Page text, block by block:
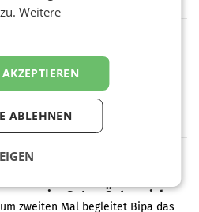
im Justizministerium, Christian
& MEDIA
Lederer wehrt sich in
gegen Vorwürfe
beschäftigen derzeit den
Dienstag soll im Stiftungsrat über
ORF-Chef Clemens Pig
Besetzungen für die
im Osten Österreichs
zweiten Mal begleitet Bipa das
zu.Weitere
ABLEHNEN